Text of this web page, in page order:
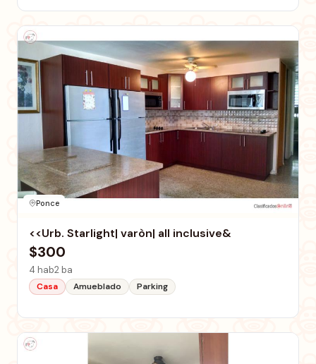
Ponce
<<Urb. Starlight| varòn| all inclusive&
$300
4 hab2 ba
Casa Amueblado Parking